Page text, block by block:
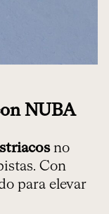
NUBA
no
Con
para elevar